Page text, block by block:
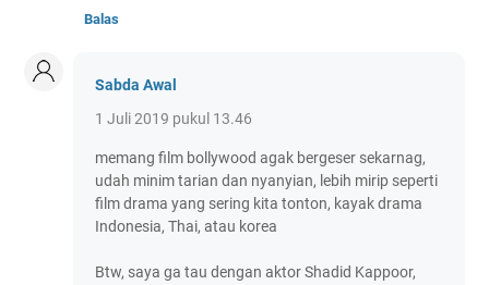
Balas
Sabda Awal
1 Juli 2019 pukul 13.46
memang film bollywood agak bergeser sekarnag,
udah minim tarian dan nyanyian, lebih mirip seperti
film drama yang sering kita tonton, kayak drama
Indonesia, Thai, atau korea
Btw, saya ga tau dengan aktor Shadid Kappoor,